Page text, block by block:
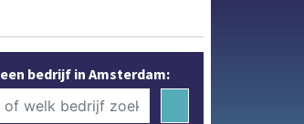
bedrijf in Amsterdam: